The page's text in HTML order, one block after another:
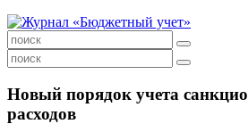
Новый порядок учета
расходов